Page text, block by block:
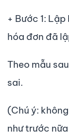
+ Bước 1:
hóa đơn đã
Theo mẫu
sai.
(Chú ý:
như trước